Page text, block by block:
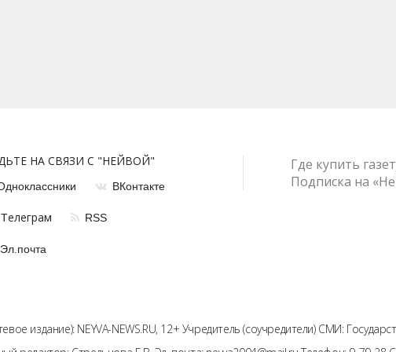
НА СВЯЗИ С "НЕЙВОЙ"
ВКонтакте
Телеграм RSS
Эл.почта
Где купить
Подписка на
издание): NEYVA-NEWS.RU, 12+ Учредитель (соучредители) СМИ: